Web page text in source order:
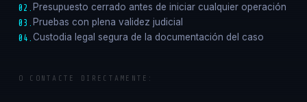
02. Presupuesto cerrado antes de iniciar cualquier operación
03. Pruebas con plena validez judicial
04. Custodia legal segura de la documentación del caso
O CONTACTE DIRECTAMENTE: